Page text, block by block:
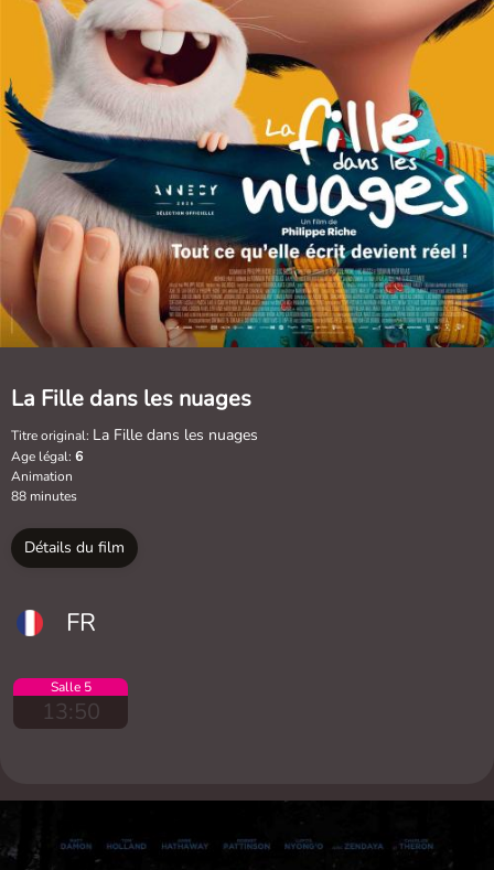
La Fille dans les nuages
Titre original: La Fille dans les nuages
Age légal: 6
Animation
88 minutes
Détails du film
FR
Salle 5
13:50